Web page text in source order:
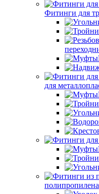
Фитинги для
для
полипропилена